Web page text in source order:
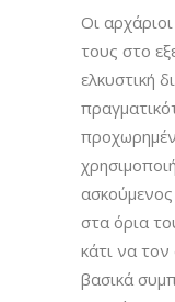
Οι
τους στο
ελκυστική
ασκούμενος
στα όρια
κάτι να
βασικά